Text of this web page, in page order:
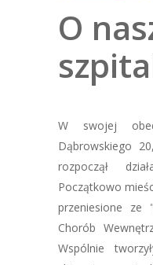
O
W swojej
Dąbrowskiego
rozpoczął
Początkowo
przeniesione ze
Chorób
Wspólnie